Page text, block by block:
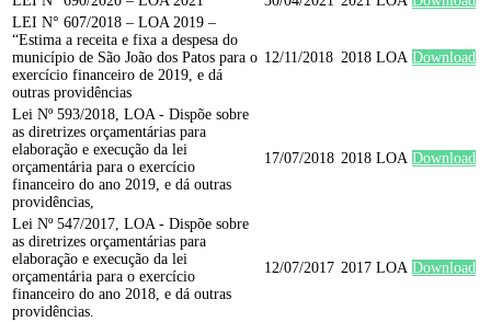
LEI N° 607/2018 – LOA 2019 –
“Estima a receita e fixa a despesa do
município de São João dos Patos para o
exercício financeiro de 2019, e dá
outras providências
12/11/2018 2018 LOA Download
Lei Nº 593/2018, LOA - Dispõe sobre
as diretrizes orçamentárias para
elaboração e execução da lei
orçamentária para o exercício
financeiro do ano 2019, e dá outras
providências,
17/07/2018 2018 LOA Download
Lei Nº 547/2017, LOA - Dispõe sobre
as diretrizes orçamentárias para
elaboração e execução da lei
orçamentária para o exercício
financeiro do ano 2018, e dá outras
providências.
12/07/2017 2017 LOA Download